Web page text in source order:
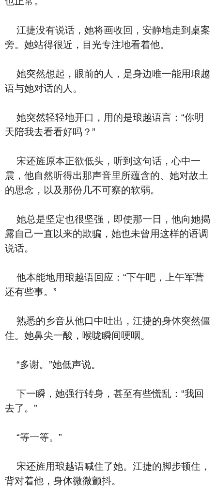
江捷没有说话，她将画收回，安静地走到桌案
旁。她站得很近，目光专注地看着他。
她突然想起，眼前的人，是身边唯一能用琅越
语与她对话的人。
她突然轻轻地开口，用的是琅越语言：“你明
天陪我去看看好吗？”
宋还旌原本正欲低头，听到这句话，心中一
震，他自然听得出那声音里所蕴含的、她对故土
的思念，以及那份几不可察的软弱。
她总是坚定也很坚强，即使那一日，他向她揭
露自己一直以来的欺骗，她也未曾用这样的语调
说话。
他本能地用琅越语回应：“下午吧，上午军营
还有些事。”
熟悉的乡音从他口中吐出，江捷的身体突然僵
住。她鼻尖一酸，喉咙瞬间哽咽。
“多谢。”她低声说。
下一瞬，她强行转身，甚至有些慌乱：“我回
去了。”
“等一等。”
宋还旌用琅越语喊住了她。江捷的脚步顿住，
背对着他，身体微微颤抖。